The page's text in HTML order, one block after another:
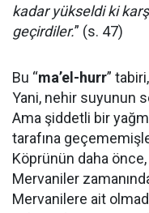
kadar yükseldi ki
geçirdiler.” (s. 47)
Bu “ma’el-hurr”
Yani, nehir suyunun
Ama şiddetli bir
tarafına
Köprünün daha önce,
Mervaniler
Mervanilere ait